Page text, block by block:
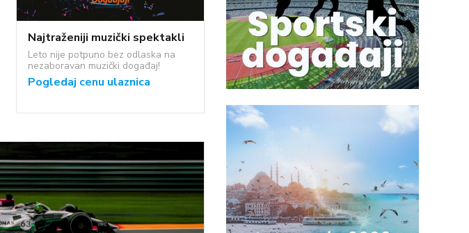
Najtraženiji muzički spektakli
Leto nije potpuno bez odlaska na
nezaboravan muzički događaj!
Pogledaj cenu ulaznica